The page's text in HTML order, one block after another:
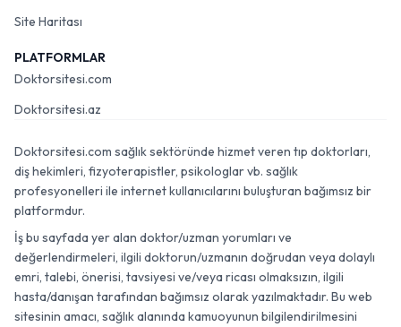
Site Haritası
PLATFORMLAR
Doktorsitesi.com
Doktorsitesi.az
Doktorsitesi.com sağlık sektöründe hizmet veren tıp doktorları,
diş hekimleri, fizyoterapistler, psikologlar vb. sağlık
profesyonelleri ile internet kullanıcılarını buluşturan bağımsız bir
platformdur.
İş bu sayfada yer alan doktor/uzman yorumları ve
değerlendirmeleri, ilgili doktorun/uzmanın doğrudan veya dolaylı
emri, talebi, önerisi, tavsiyesi ve/veya ricası olmaksızın, ilgili
hasta/danışan tarafından bağımsız olarak yazılmaktadır. Bu web
sitesinin amacı, sağlık alanında kamuoyunun bilgilendirilmesini